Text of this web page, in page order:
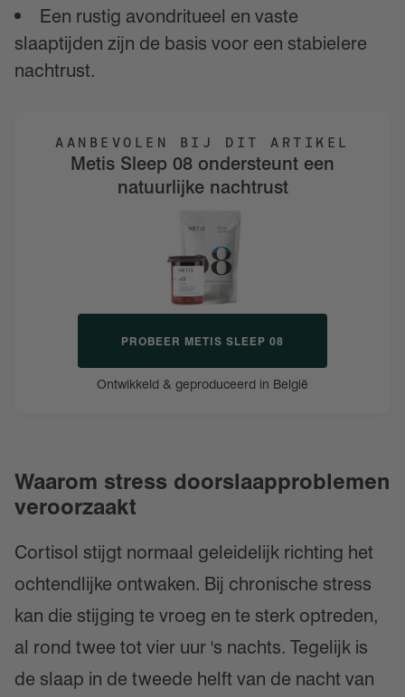
Een rustig avondritueel en vaste
slaaptijden zijn de basis voor een stabielere
nachtrust.
AANBEVOLEN BIJ DIT ARTIKEL
Metis Sleep 08 ondersteunt een
natuurlijke nachtrust
PROBEER METIS SLEEP 08
Ontwikkeld & geproduceerd in België
Waarom stress doorslaapproblemen
veroorzaakt
Cortisol stijgt normaal geleidelijk richting het
ochtendlijke ontwaken. Bij chronische stress
kan die stijging te vroeg en te sterk optreden,
al rond twee tot vier uur 's nachts. Tegelijk is
de slaap in de tweede helft van de nacht van